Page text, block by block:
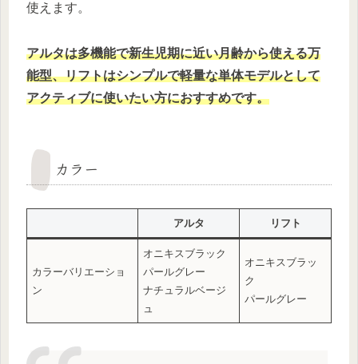
使えます。
アルタは多機能で新生児期に近い月齢から使える万
能型、リフトはシンプルで軽量な単体モデルとして
アクティブに使いたい方におすすめです。
カラー
アルタ リフト
カラーバリエーショ
ン
オニキスブラック
パールグレー
ナチュラルベージ
ュ
オニキスブラッ
ク
パールグレー